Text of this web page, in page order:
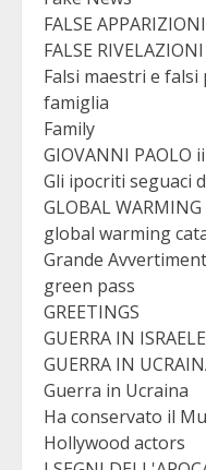
FALSE
FALSE
Falsi maestri e
famiglia
Family
GIOVANNI PAOLO ii
Gli ipocriti seguaci
GLOBAL WARMING
global warming
Grande
green pass
GREETINGS
GUERRA IN ISRAELE
GUERRA IN
Guerra in Ucraina
Ha conservato il
Hollywood actors